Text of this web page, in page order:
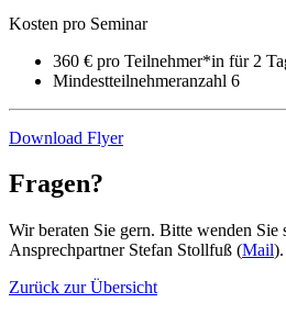
Kosten pro Seminar
360 € pro Teilnehmer*in für 2
Mindestteilnehmeranzahl 6
Download Flyer
Fragen?
Wir beraten Sie gern. Bitte wenden Sie
Ansprechpartner Stefan Stollfuß (Mail).
Zurück zur Übersicht